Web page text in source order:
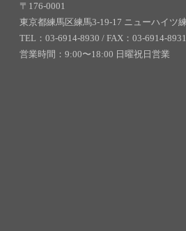
〒176-0001
東京都練馬区練馬3-19-17 ニューハイツ
TEL：03-6914-8930 / FAX：03-6914-8931
営業時間：9:00〜18:00 日曜祝日営業